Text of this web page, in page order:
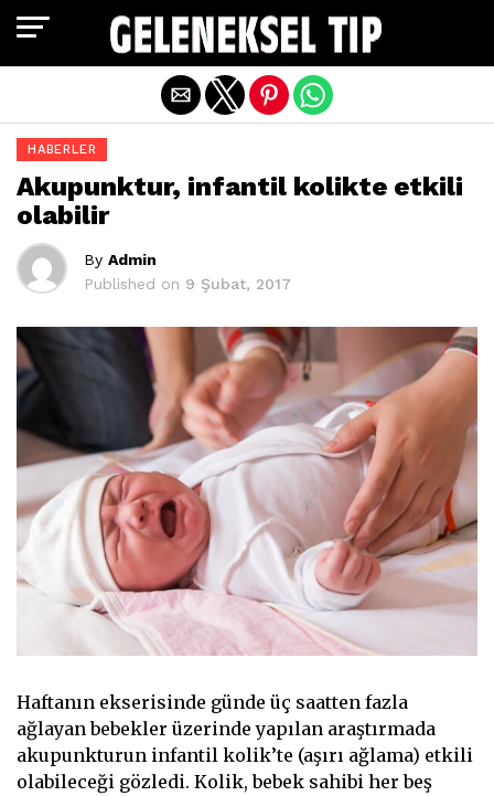
HABERLER
Akupunktur, infantil kolikte etkili
olabilir
By Admin
Published on 9 Şubat, 2017
Haftanın ekserisinde günde üç saatten fazla
ağlayan bebekler üzerinde yapılan araştırmada
akupunkturun infantil kolik’te (aşırı ağlama) etkili
olabileceği gözledi. Kolik, bebek sahibi her beş
Exit mobile version